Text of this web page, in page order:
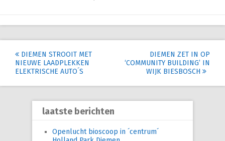
Post
navigation
DIEMEN STROOIT MET
NIEUWE LAADPLEKKEN
ELEKTRISCHE AUTO´S
DIEMEN ZET IN OP
‘COMMUNITY BUILDING’ IN
WIJK BIESBOSCH
laatste berichten
Openlucht bioscoop in ´centrum´